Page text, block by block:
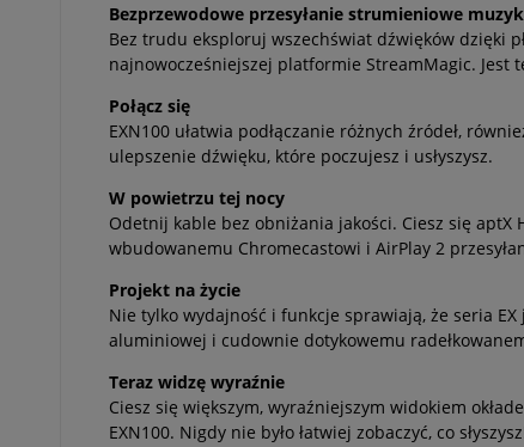
Bezprzewodowe przesyłanie strumieniowe
Bez trudu eksploruj wszechświat dźwięków dzięki
najnowocześniejszej platformie StreamMagic. Jest
Połącz się
EXN100 ułatwia podłączanie różnych źródeł,
ulepszenie dźwięku, które poczujesz i usłyszysz.
W powietrzu tej nocy
Odetnij kable bez obniżania jakości. Ciesz się
wbudowanemu Chromecastowi i AirPlay 2
Projekt na życie
Nie tylko wydajność i funkcje sprawiają, że seria
aluminiowej i cudownie dotykowemu
Teraz widzę wyraźnie
Ciesz się większym, wyraźniejszym widokiem
EXN100. Nigdy nie było łatwiej zobaczyć, co